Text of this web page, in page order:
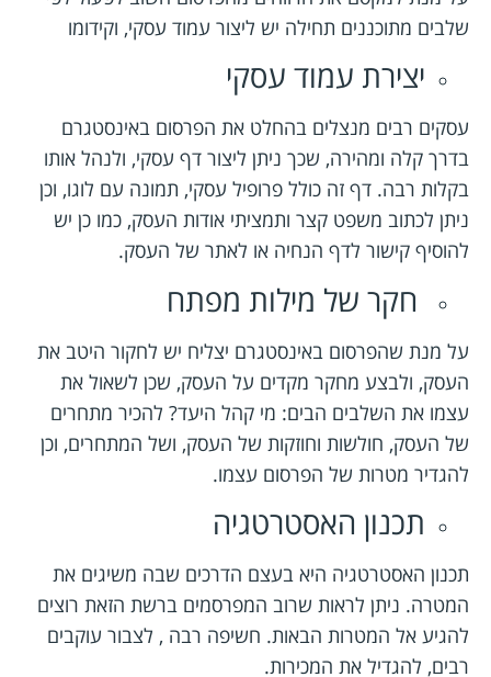
שלבים מתוכננים תחילה יש ליצור עמוד עסקי, וקידומו
יצירת עמוד עסקי
עסקים רבים מנצלים בהחלט את הפרסום באינסטגרם
בדרך קלה ומהירה, שכך ניתן ליצור דף עסקי, ולנהל אותו
בקלות רבה. דף זה כולל פרופיל עסקי, תמונה עם לוגו, וכן
ניתן לכתוב משפט קצר ותמציתי אודות העסק, כמו כן יש
להוסיף קישור לדף הנחיה או לאתר של העסק.
חקר של מילות מפתח
על מנת שהפרסום באינסטגרם יצליח יש לחקור היטב את
העסק, ולבצע מחקר מקדים על העסק, שכן לשאול את
עצמו את השלבים הבים: מי קהל היעד? להכיר מתחרים
של העסק, חולשות וחוזקות של העסק, ושל המתחרים, וכן
להגדיר מטרות של הפרסום עצמו.
תכנון האסטרטגיה
תכנון האסטרטגיה היא בעצם הדרכים שבה משיגים את
המטרה. ניתן לראות שרוב המפרסמים ברשת הזאת רוצים
להגיע אל המטרות הבאות. חשיפה רבה , לצבור עוקבים
רבים, להגדיל את המכירות.